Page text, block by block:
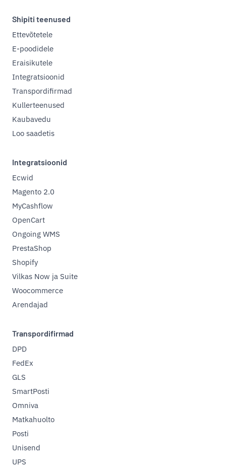
Shipiti teenused
Ettevõtetele
E-poodidele
Eraisikutele
Integratsioonid
Transpordifirmad
Kullerteenused
Kaubavedu
Loo saadetis
Integratsioonid
Ecwid
Magento 2.0
MyCashflow
OpenCart
Ongoing WMS
PrestaShop
Shopify
Vilkas Now ja Suite
Woocommerce
Arendajad
Transpordifirmad
DPD
FedEx
GLS
SmartPosti
Omniva
Matkahuolto
Posti
Unisend
UPS